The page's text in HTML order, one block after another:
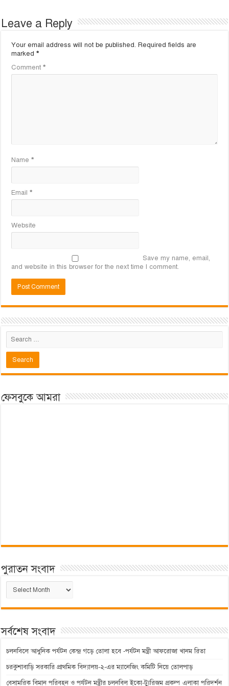
Leave a Reply
Your email address will not be published. Required fields are
marked*
Comment*
Name*
Email*
Website
Save my name, email,
and website in this browser for the next time I comment.
ফেসবুকে আমরা
পুরাতন সংবাদ
পুরাতন
সংবাদ
সর্বশেষ সংবাদ
চলনবিলে আধুনিক পর্যটন কেন্দ্র গড়ে তোলা হবে -পর্যটন মন্ত্রী আফরোজা খানম রিতা
চরকুশাবাড়ি সরকারি প্রাথমিক বিদ্যালয়-২-এর ম্যানেজিং কমিটি নিয়ে তোলপাড়
বেসামরিক বিমান পরিবহন ও পর্যটন মন্ত্রীর চলনবিল ইকো-ট্যুরিজম প্রকল্প এলাকা পরিদর্শন